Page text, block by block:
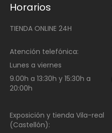
Horarios
TIENDA ONLINE 24H
Atención telefónica:
Lunes a viernes
9.00h a 13:30h y 15:30h a
20:00h
Exposición y tienda Vila-real
(Castellón):